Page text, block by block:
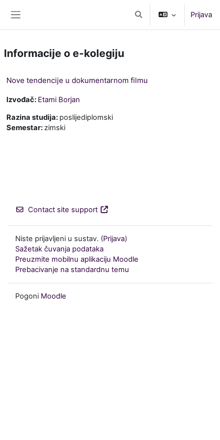
Toggle search inputPrijava
Informacije o e-kolegiju
Nove tendencije u dokumentarnom filmu
Izvođač: Etami Borjan
Razina studija: poslijediplomski
Semestar:zimski
Contact site support
Niste prijavljeni u sustav. (Prijava)
Sažetak čuvanja podataka
Preuzmite mobilnu aplikaciju Moodle
Prebacivanje na standardnu temu
Pogoni Moodle